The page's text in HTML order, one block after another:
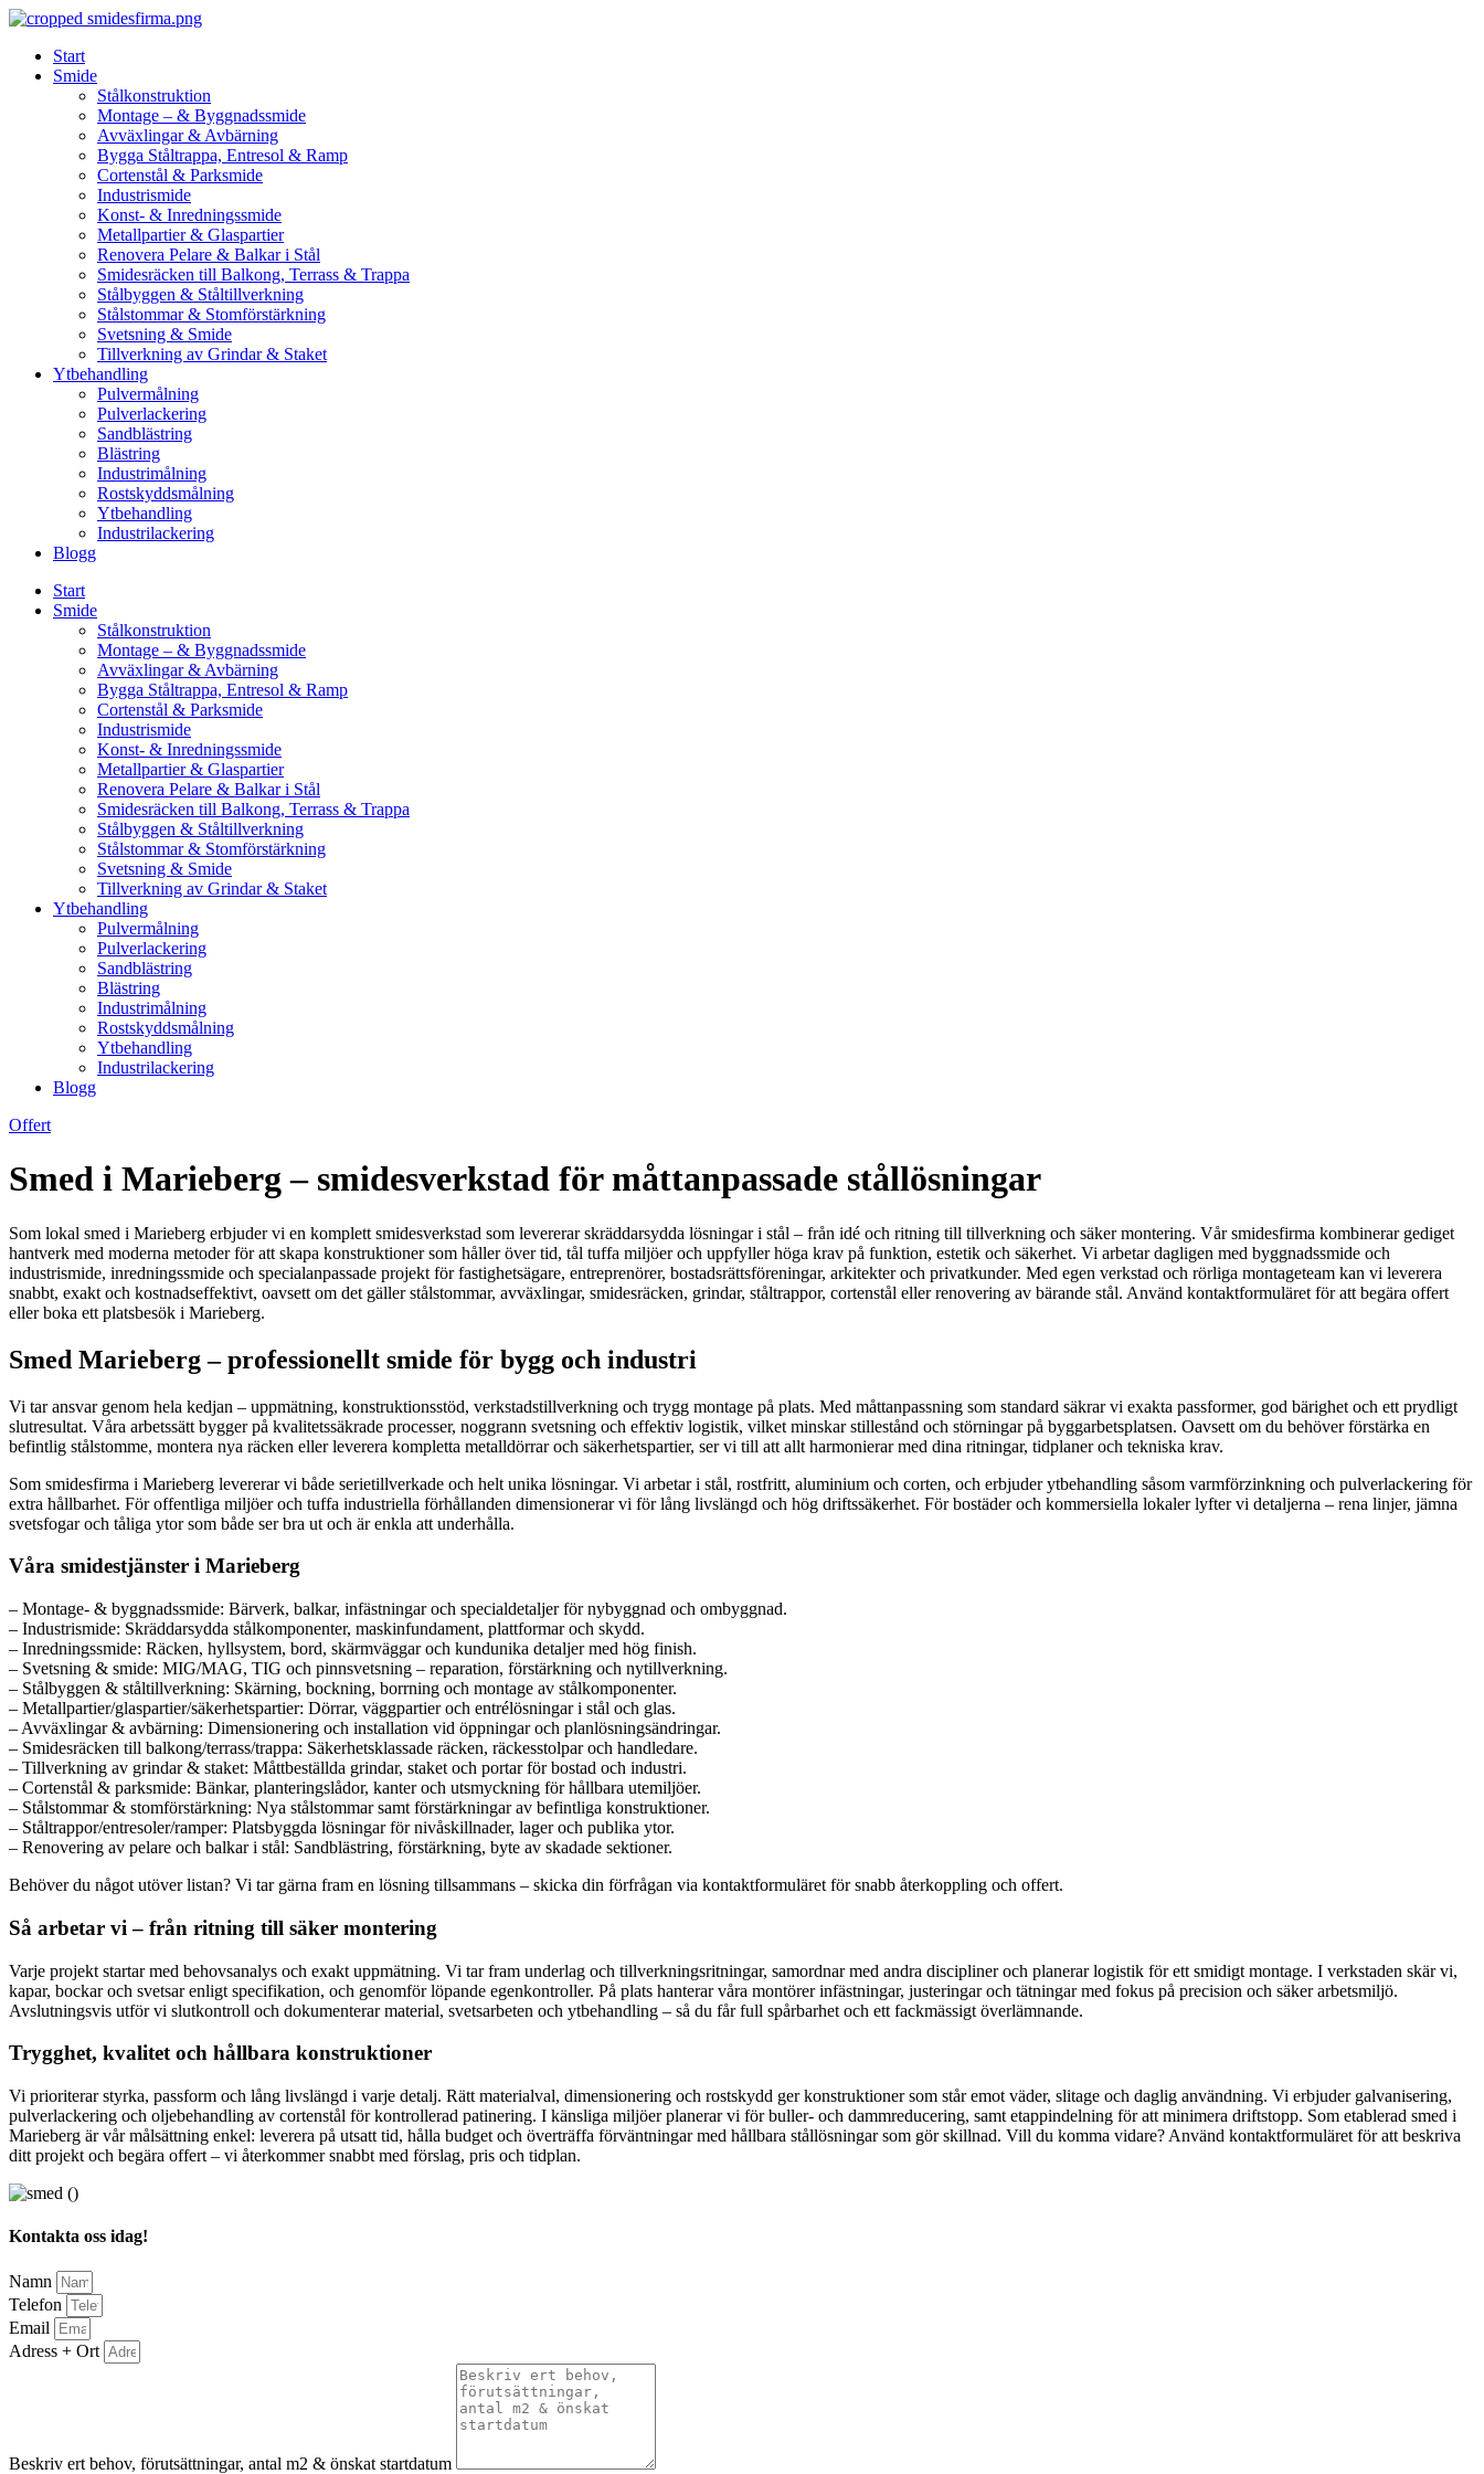
Skip
contentStart
Smide
Stålkonstruktion
Montage – & Byggnadssmide
Avväxlingar & Avbärning
Bygga Ståltrappa, Entresol & Ramp
Cortenstål & Parksmide
Industrismide
Konst- & Inredningssmide
Metallpartier & Glaspartier
Renovera Pelare & Balkar i Stål
Smidesräcken till Balkong, Terrass & Trappa
Stålbyggen & Ståltillverkning
Stålstommar & Stomförstärkning
Svetsning & Smide
Tillverkning av Grindar & Staket
Ytbehandling
Pulvermålning
Pulverlackering
Sandblästring
Blästring
Industrimålning
Rostskyddsmålning
Ytbehandling
Industrilackering
Blogg
Start
Smide
Stålkonstruktion
Montage – & Byggnadssmide
Avväxlingar & Avbärning
Bygga Ståltrappa, Entresol & Ramp
Cortenstål & Parksmide
Industrismide
Konst- & Inredningssmide
Metallpartier & Glaspartier
Renovera Pelare & Balkar i Stål
Smidesräcken till Balkong, Terrass & Trappa
Stålbyggen & Ståltillverkning
Stålstommar & Stomförstärkning
Svetsning & Smide
Tillverkning av Grindar & Staket
Ytbehandling
Pulvermålning
Pulverlackering
Sandblästring
Blästring
Industrimålning
Rostskyddsmålning
Ytbehandling
Industrilackering
Blogg
Offert
Smed i Marieberg – smidesverkstad för måttanpassade stållösningar
Som lokal smed i Marieberg erbjuder vi en komplett smidesverkstad som levererar skräddarsydda lösningar i stål – från idé och ritning till tillverkning och säker montering. Vår smidesfirma kombinerar gediget
hantverk med moderna metoder för att skapa konstruktioner som håller över tid, tål tuffa miljöer och uppfyller höga krav på funktion, estetik och säkerhet. Vi arbetar dagligen med byggnadssmide och
industrismide, inredningssmide och specialanpassade projekt för fastighetsägare, entreprenörer, bostadsrättsföreningar, arkitekter och privatkunder. Med egen verkstad och rörliga montageteam kan vi leverera
snabbt, exakt och kostnadseffektivt, oavsett om det gäller stålstommar, avväxlingar, smidesräcken, grindar, ståltrappor, cortenstål eller renovering av bärande stål. Använd kontaktformuläret för att begära offert
eller boka ett platsbesök i Marieberg.
Smed Marieberg – professionellt smide för bygg och industri
Vi tar ansvar genom hela kedjan – uppmätning, konstruktionsstöd, verkstadstillverkning och trygg montage på plats. Med måttanpassning som standard säkrar vi exakta passformer, god bärighet och ett prydligt
slutresultat. Våra arbetssätt bygger på kvalitetssäkrade processer, noggrann svetsning och effektiv logistik, vilket minskar stillestånd och störningar på byggarbetsplatsen. Oavsett om du behöver förstärka en
befintlig stålstomme, montera nya räcken eller leverera kompletta metalldörrar och säkerhetspartier, ser vi till att allt harmonierar med dina ritningar, tidplaner och tekniska krav.
Som smidesfirma i Marieberg levererar vi både serietillverkade och helt unika lösningar. Vi arbetar i stål, rostfritt, aluminium och corten, och erbjuder ytbehandling såsom varmförzinkning och pulverlackering för
extra hållbarhet. För offentliga miljöer och tuffa industriella förhållanden dimensionerar vi för lång livslängd och hög driftssäkerhet. För bostäder och kommersiella lokaler lyfter vi detaljerna – rena linjer, jämna
svetsfogar och tåliga ytor som både ser bra ut och är enkla att underhålla.
Våra smidestjänster i Marieberg
– Montage- & byggnadssmide: Bärverk, balkar, infästningar och specialdetaljer för nybyggnad och ombyggnad.
– Industrismide: Skräddarsydda stålkomponenter, maskinfundament, plattformar och skydd.
– Inredningssmide: Räcken, hyllsystem, bord, skärmväggar och kundunika detaljer med hög finish.
– Svetsning & smide: MIG/MAG, TIG och pinnsvetsning – reparation, förstärkning och nytillverkning.
– Stålbyggen & ståltillverkning: Skärning, bockning, borrning och montage av stålkomponenter.
– Metallpartier/glaspartier/säkerhetspartier: Dörrar, väggpartier och entrélösningar i stål och glas.
– Avväxlingar & avbärning: Dimensionering och installation vid öppningar och planlösningsändringar.
– Smidesräcken till balkong/terrass/trappa: Säkerhetsklassade räcken, räckesstolpar och handledare.
– Tillverkning av grindar & staket: Måttbeställda grindar, staket och portar för bostad och industri.
– Cortenstål & parksmide: Bänkar, planteringslådor, kanter och utsmyckning för hållbara utemiljöer.
– Stålstommar & stomförstärkning: Nya stålstommar samt förstärkningar av befintliga konstruktioner.
– Ståltrappor/entresoler/ramper: Platsbyggda lösningar för nivåskillnader, lager och publika ytor.
– Renovering av pelare och balkar i stål: Sandblästring, förstärkning, byte av skadade sektioner.
Behöver du något utöver listan? Vi tar gärna fram en lösning tillsammans – skicka din förfrågan via kontaktformuläret för snabb återkoppling och offert.
Så arbetar vi – från ritning till säker montering
Varje projekt startar med behovsanalys och exakt uppmätning. Vi tar fram underlag och tillverkningsritningar, samordnar med andra discipliner och planerar logistik för ett smidigt montage. I verkstaden skär vi,
kapar, bockar och svetsar enligt specifikation, och genomför löpande egenkontroller. På plats hanterar våra montörer infästningar, justeringar och tätningar med fokus på precision och säker arbetsmiljö.
Avslutningsvis utför vi slutkontroll och dokumenterar material, svetsarbeten och ytbehandling – så du får full spårbarhet och ett fackmässigt överlämnande.
Trygghet, kvalitet och hållbara konstruktioner
Vi prioriterar styrka, passform och lång livslängd i varje detalj. Rätt materialval, dimensionering och rostskydd ger konstruktioner som står emot väder, slitage och daglig användning. Vi erbjuder galvanisering,
pulverlackering och oljebehandling av cortenstål för kontrollerad patinering. I känsliga miljöer planerar vi för buller- och dammreducering, samt etappindelning för att minimera driftstopp. Som etablerad smed i
Marieberg är vår målsättning enkel: leverera på utsatt tid, hålla budget och överträffa förväntningar med hållbara stållösningar som gör skillnad. Vill du komma vidare? Använd kontaktformuläret för att beskriva
ditt projekt och begära offert – vi återkommer snabbt med förslag, pris och tidplan.
Kontakta oss idag!
Namn
Telefon
Email
Adress + Ort
Beskriv ert behov, förutsättningar, antal m2 & önskat startdatum